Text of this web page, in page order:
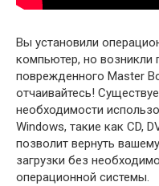
Вы установили
компьютер, но возникли
поврежденного Master
отчаивайтесь!
необходимости
Windows, такие как CD,
позволит вернуть
загрузки без
операционной системы.